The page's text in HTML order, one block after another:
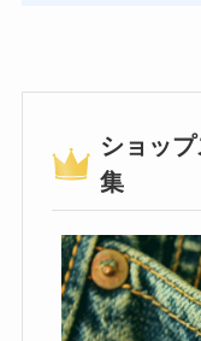
ショッ
集